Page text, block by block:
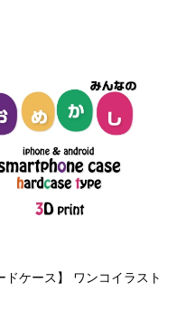
ケース】 ワンコイラスト